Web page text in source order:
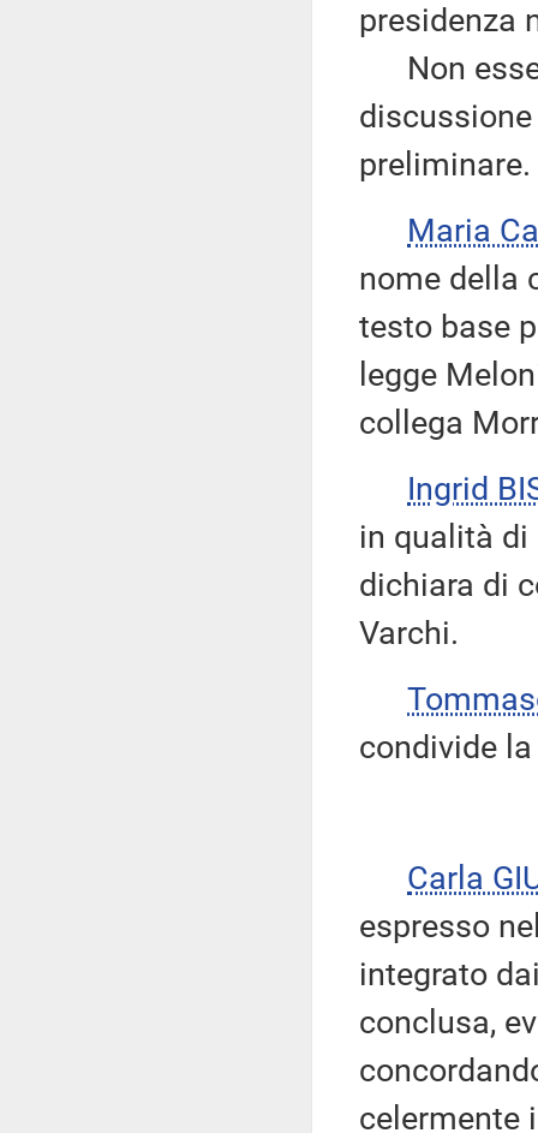
presidenza
Non
preliminare.
Maria
nome della
testo base
legge
collega
Ingrid
in qualità di
dichiara di
Varchi.
condivide
Carla
espresso
integrato
conclusa,
celermente